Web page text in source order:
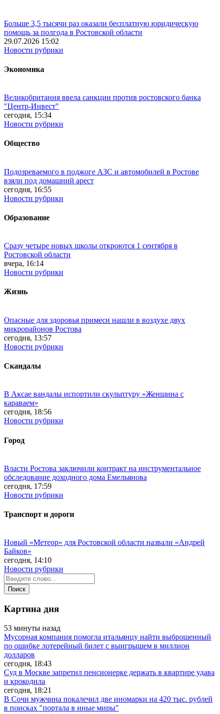
Больше 3,5 тысячи раз оказали бесплатную юридическую
помощь за полгода в Ростовской области
29.07.2026 15:02
Новости рубрики
Экономика
Великобритания ввела санкции против ростовского банка
"Центр-Инвест"
сегодня, 15:34
Новости рубрики
Общество
Подозреваемого в поджоге АЗС и автомобилей в Ростове
взяли под домашний арест
сегодня, 16:55
Новости рубрики
Образование
Сразу четыре новых школы откроются 1 сентября в
Ростовской области
вчера, 16:14
Новости рубрики
Жизнь
Опасные для здоровья примеси нашли в воздухе двух
микрорайонов Ростова
сегодня, 13:57
Новости рубрики
Скандалы
В Аксае вандалы испортили скульптуру «Женщина с
караваем»
сегодня, 18:56
Новости рубрики
Город
Власти Ростова заключили контракт на инструментальное
обследование доходного дома Емельянова
сегодня, 17:59
Новости рубрики
Транспорт и дороги
Новый «Метеор» для Ростовской области назвали «Андрей
Байков»
сегодня, 14:10
Новости рубрики
Картина дня
53 минуты назад
Мусорная компания помогла итальянцу найти выброшенный
по ошибке лотерейный билет с выигрышем в миллион
долларов
сегодня, 18:43
Суд в Москве запретил пенсионерке держать в квартире удава
и крокодила
сегодня, 18:21
В Сочи мужчина покалечил две иномарки на 420 тыс. рублей
в поисках "портала в иные миры"